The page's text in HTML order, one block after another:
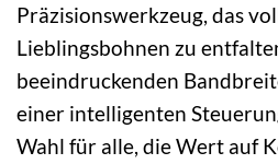
Präzisionswerkzeug, das
Lieblingsbohnen zu
beeindruckenden
einer intelligenten
Wahl für alle, die Wert auf